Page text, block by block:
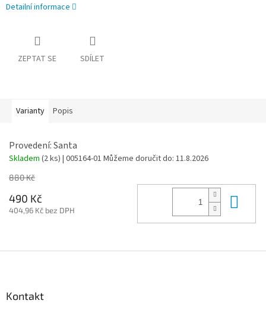
Detailní informace
ZEPTAT SE SDÍLET
Varianty Popis
Provedení: Santa
Skladem (2 ks) | 005164-01 Můžeme doručit do: 11.8.2026
880 Kč
490 Kč
404,96 Kč bez DPH
Kontakt